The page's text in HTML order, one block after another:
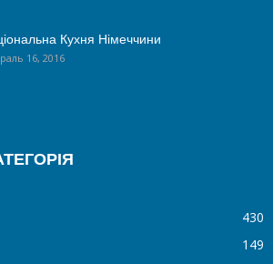
Кухня Німеччини
16, 2016
430
149